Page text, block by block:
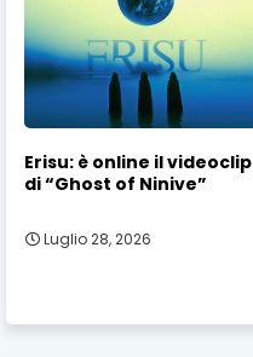
Erisu: è online il videoclip
di “Ghost of Ninive”
Luglio 28, 2026